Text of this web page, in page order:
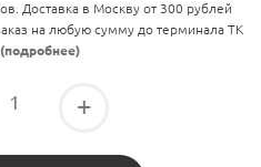
Доставка в Москву от 300 рублей
на любую сумму до терминала ТК
(подробнее)
+